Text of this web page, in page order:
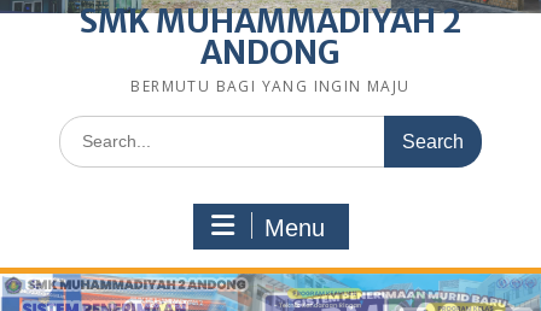
SMK MUHAMMADIYAH 2
ANDONG
BERMUTU BAGI YANG INGIN MAJU
Search
for:
Menu